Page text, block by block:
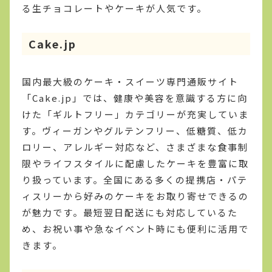
る生チョコレートやケーキが人気です。
Cake.jp
国内最大級のケーキ・スイーツ専門通販サイト
「Cake.jp」では、健康や美容を意識する方に向
けた「ギルトフリー」カテゴリーが充実していま
す。ヴィーガンやグルテンフリー、低糖質、低カ
ロリー、アレルギー対応など、さまざまな食事制
限やライフスタイルに配慮したケーキを豊富に取
り扱っています。全国にある多くの提携店・パテ
ィスリーから好みのケーキをお取り寄せできるの
が魅力です。最短翌日配送にも対応しているた
め、お祝い事や急なイベント時にも便利に活用で
きます。